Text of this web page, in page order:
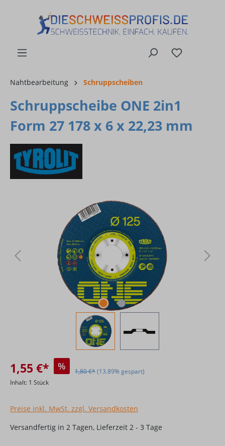
Nahtbearbeitung Schruppscheiben
Schruppscheibe ONE 2in1
Form 27 178 x 6 x 22,23 mm
Bildergalerie überspringen
1,55 €* % 1,80 €*(13.89% gespart)
Inhalt: 1 Stück
Preise inkl. MwSt. zzgl. Versandkosten
Versandfertig in 2 Tagen, Lieferzeit 2 - 3 Tage